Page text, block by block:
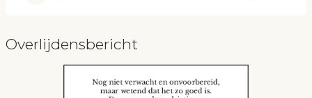
Overlijdensbericht